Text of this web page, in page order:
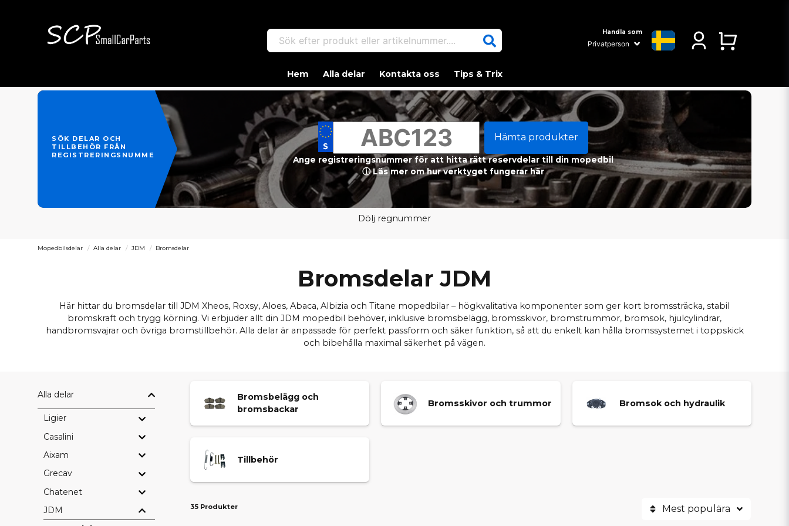
Sök efter produkt eller artikelnummer.... Handla som
Hem Alla delar Kontakta oss Tips & Trix
SÖK DELAR OCH
TILLBEHÖR FRÅN
REGISTRERINGSNUMMER
Hämta produkter
Ange registreringsnummer för att hitta rätt reservdelar till din mopedbil
ⓘ Läs mer om hur verktyget fungerar här
Dölj regnummer
Mopedbilsdelar Alla delar JDM Bromsdelar
Bromsdelar JDM
Här hittar du bromsdelar till JDM Xheos, Roxsy, Aloes, Abaca, Albizia och Titane mopedbilar – högkvalitativa komponenter som ger kort bromssträcka, stabil
bromskraft och trygg körning. Vi erbjuder allt din JDM mopedbil behöver, inklusive bromsbelägg, bromsskivor, bromstrummor, bromsok, hjulcylindrar,
handbromsvajrar och övriga bromstillbehör. Alla delar är anpassade för perfekt passform och säker funktion, så att du enkelt kan hålla bromssystemet i toppskick
och bibehålla maximal säkerhet på vägen.
Alla delar
Ligier
Casalini
Aixam
Grecav
Chatenet
JDM
Bromsbelägg och
bromsbackar
Bromsskivor och trummor Bromsok och hydraulik
Tillbehör
35 Produkter Mest populära